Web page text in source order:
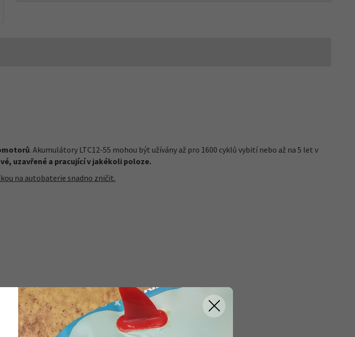
. Akumulátory LTC12-55 mohou být užívány až pro 1600 cyklů vybití nebo až na 5 let v
uzavřené a pracující v jakékoli poloze.
na autobaterie snadno zničit.